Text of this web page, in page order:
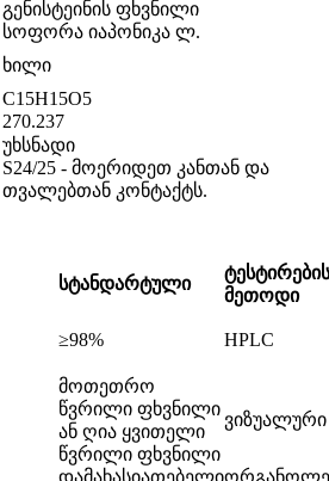
გენისტეინის ფხვნილი
სოფორა იაპონიკა ლ.
ხილი
C15H15O5
270.237
უხსნადი
S24/25 - მოერიდეთ კანთან და
თვალებთან კონტაქტს.
სტანდარტული
ტესტირების
მეთოდი
≥98%
HPLC
მოთეთრო
წვრილი ფხვნილი
ან ღია ყვითელი
წვრილი ფხვნილი
ვიზუალური